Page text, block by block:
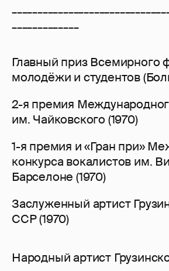
_____________
Главный приз Всемирного
молодёжи и студентов
2-я премия
им. Чайковского (1970)
1-я премия и «Гран при»
конкурса вокалистов им.
Барселоне (1970)
Заслуженный артист
ССР (1970)
Народный артист